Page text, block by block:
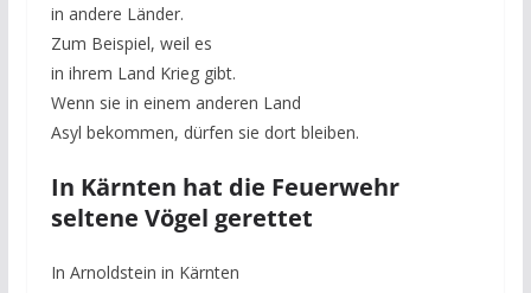
in andere Länder.
Zum Beispiel, weil es
in ihrem Land Krieg gibt.
Wenn sie in einem anderen Land
Asyl bekommen, dürfen sie dort bleiben.
In Kärnten hat die Feuerwehr
seltene Vögel gerettet
In Arnoldstein in Kärnten